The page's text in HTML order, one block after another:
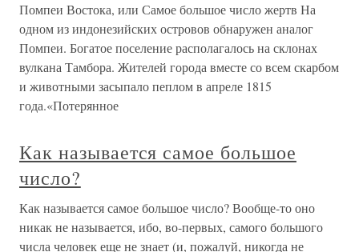
Помпеи Востока, или Самое большое число жертв На
одном из индонезийских островов обнаружен аналог
Помпеи. Богатое поселение располагалось на склонах
вулкана Тамбора. Жителей города вместе со всем скарбом
и животными засыпало пеплом в апреле 1815
года.«Потерянное
Как называется самое большое
число?
Как называется самое большое число? Вообще-то оно
никак не называется, ибо, во-первых, самого большого
числа человек еще не знает (и, пожалуй, никогда не